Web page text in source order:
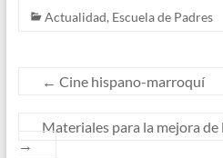
Actualidad, Escuela de Padres
← Cine hispano-marroquí
Materiales para la mejora
→